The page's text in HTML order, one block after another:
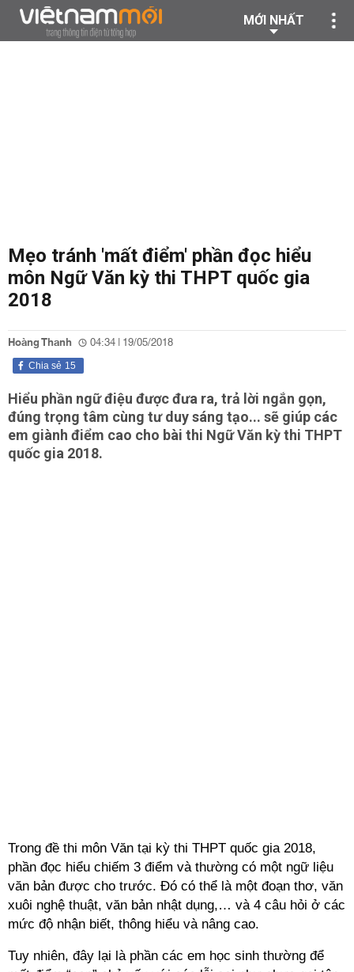
MỚI NHẤT
Mẹo tránh 'mất điểm' phần đọc hiểu
môn Ngữ Văn kỳ thi THPT quốc gia
2018
Hoàng Thanh 04:34 | 19/05/2018
15
Chia sẻ
Hiểu phần ngữ điệu được đưa ra, trả lời ngắn gọn,
đúng trọng tâm cùng tư duy sáng tạo... sẽ giúp các
em giành điểm cao cho bài thi Ngữ Văn kỳ thi THPT
quốc gia 2018.
Trong đề thi môn Văn tại kỳ thi THPT quốc gia 2018,
phần đọc hiểu chiếm 3 điểm và thường có một ngữ liệu
văn bản được cho trước. Đó có thể là một đoạn thơ, văn
xuôi nghệ thuật, văn bản nhật dụng,… và 4 câu hỏi ở các
mức độ nhận biết, thông hiểu và nâng cao.
Tuy nhiên, đây lại là phần các em học sinh thường để